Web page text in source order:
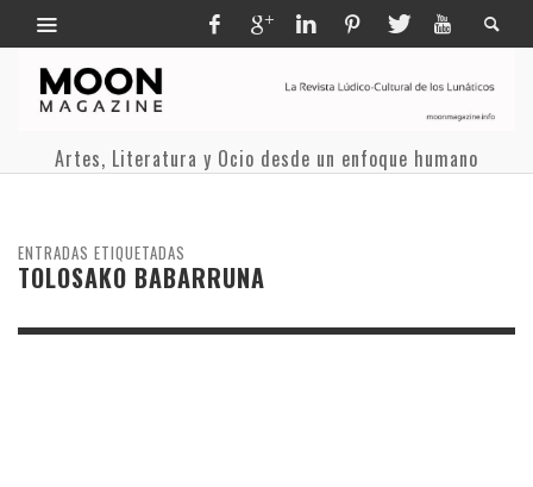
Artes, Literatura y Ocio desde un enfoque humano
ENTRADAS ETIQUETADAS
TOLOSAKO BABARRUNA